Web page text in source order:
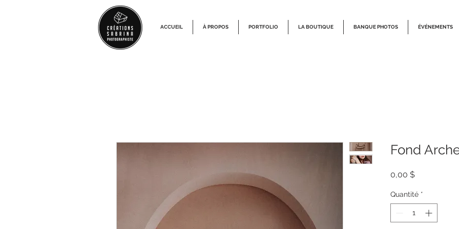
ACCUEIL À PROPOS PORTFOLIO LA BOUTIQUE BANQUE PHOTOS ÉVÉNEMENTS
Fond
0,00 $Prix
Quantité *